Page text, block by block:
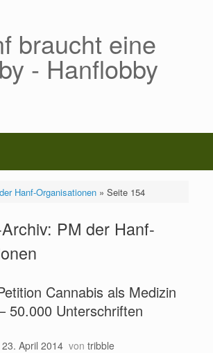
braucht eine
- Hanflobby
Hanf-Organisationen» Seite 154
PM der Hanf-
Cannabis als Medizin
50.000 Unterschriften
23. April 2014 von tribble